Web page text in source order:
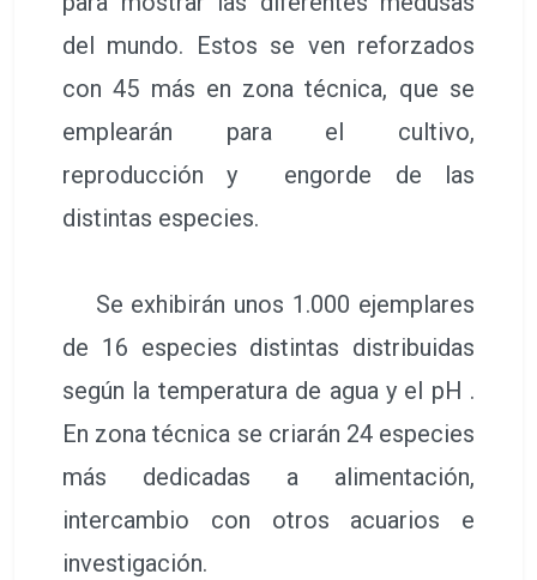
del mundo. Estos se ven reforzados
con 45 más en zona técnica, que se
emplearán para el cultivo,
reproducción y engorde de las
distintas especies.
Se exhibirán unos 1.000 ejemplares
de 16 especies distintas distribuidas
según la temperatura de agua y el pH .
En zona técnica se criarán 24 especies
más dedicadas a alimentación,
intercambio con otros acuarios e
investigación.